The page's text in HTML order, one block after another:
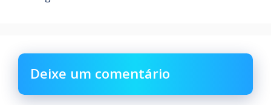
Deixe um comentário